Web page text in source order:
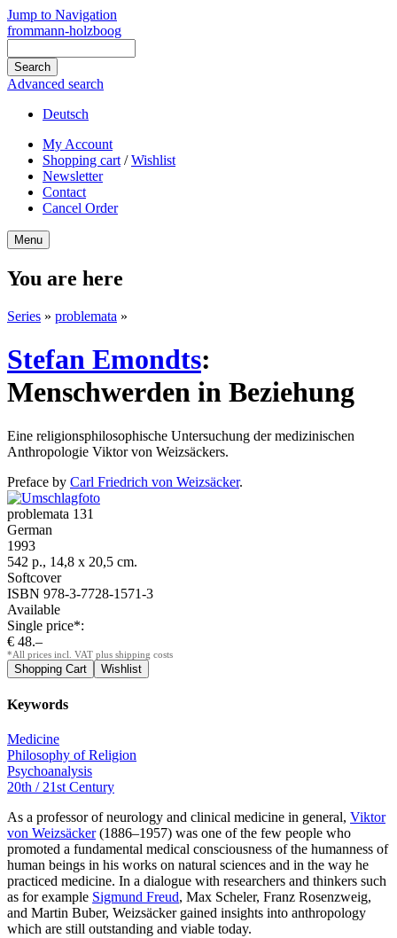
Jump to Navigation
frommann-holzboog
Advanced search
Deutsch
My Account
Shopping cart /Wishlist
Newsletter
Contact
Cancel Order
Menu
You are here
Series » problemata »
Stefan Emondts:
Menschwerden in Beziehung
Eine religionsphilosophische Untersuchung der medizinischen
Anthropologie Viktor von Weizsäckers.
Preface by Carl Friedrich von Weizsäcker.
problemata 131
German
1993
542 p., 14,8 x 20,5 cm.
Softcover
ISBN 978-3-7728-1571-3
Available
Single price*:
€ 48.–
*All prices incl. VAT plus shipping costs
Keywords
Medicine
Philosophy of Religion
Psychoanalysis
20th / 21st Century
As a professor of neurology and clinical medicine in general, Viktor
von Weizsäcker(1886–1957) was one of the few people who
promoted a fundamental medical consciousness of the humanness of
human beings in his works on natural sciences and in the way he
practiced medicine. In a dialogue with researchers and thinkers such
as for example Sigmund Freud, Max Scheler, Franz Rosenzweig,
and Martin Buber, Weizsäcker gained insights into anthropology
which are still outstanding and viable today.